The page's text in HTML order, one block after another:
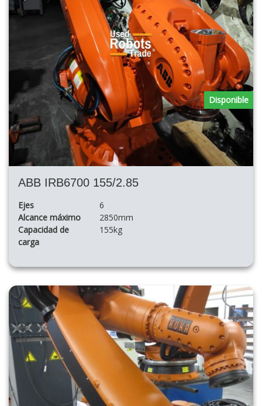
ABB IRB6700 155/2.85
Ejes
6
Alcance máximo
2850mm
Capacidad de
carga
155kg
Disponible